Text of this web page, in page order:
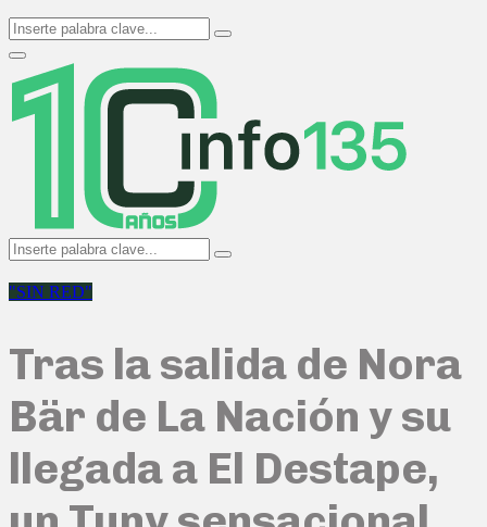
Search
for:
Search
Primary
Menu
Search
for:
Search
"SIN RED"
Tras la salida de Nora
Bär de La Nación y su
llegada a El Destape,